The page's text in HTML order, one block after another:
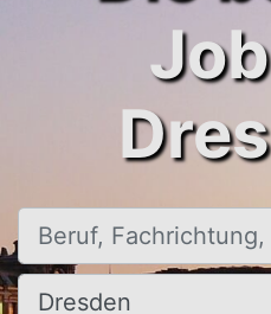
Beruf, Fachrichtung, Firma
Ort, Stadt